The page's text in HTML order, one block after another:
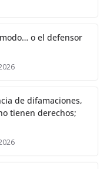
o el defensor
de difamaciones,
tienen derechos;